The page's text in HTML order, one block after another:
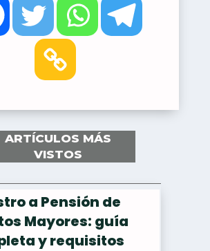
ARTÍCULOS MÁS
VISTOS
a Pensión de
Mayores: guía
y requisitos